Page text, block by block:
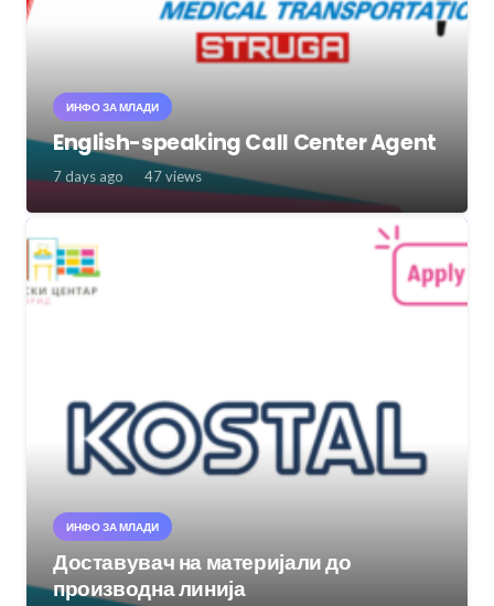
ИНФО ЗА МЛАДИ
English-speaking Call Center Agent
7 days ago 47views
ИНФО ЗА МЛАДИ
Доставувач на материјали до
производна линија